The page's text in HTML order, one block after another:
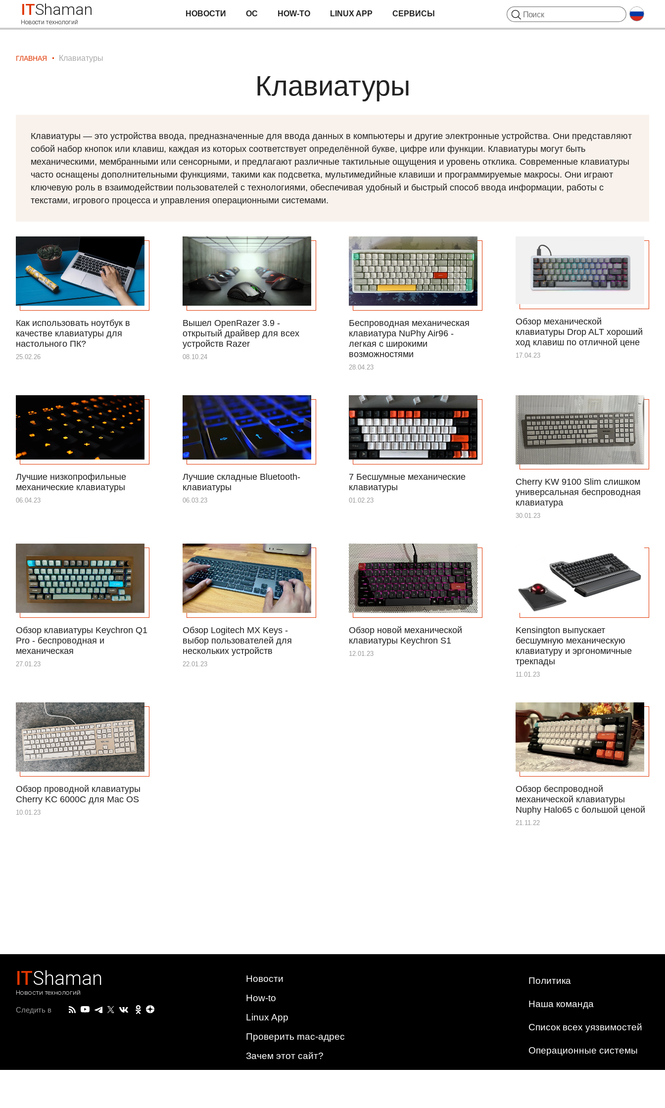
ITShaman
Новости технологий
НОВОСТИ ОС HOW-TO LINUX APP СЕРВИСЫ
ГЛАВНАЯ Клавиатуры
Клавиатуры
Клавиатуры — это устройства ввода, предназначенные для ввода данных в компьютеры и другие электронные устройства. Они представляют
собой набор кнопок или клавиш, каждая из которых соответствует определённой букве, цифре или функции. Клавиатуры могут быть
механическими, мембранными или сенсорными, и предлагают различные тактильные ощущения и уровень отклика. Современные клавиатуры
часто оснащены дополнительными функциями, такими как подсветка, мультимедийные клавиши и программируемые макросы. Они играют
ключевую роль в взаимодействии пользователей с технологиями, обеспечивая удобный и быстрый способ ввода информации, работы с
текстами, игрового процесса и управления операционными системами.
Как использовать ноутбук в
качестве клавиатуры для
настольного ПК?
25.02.26
Вышел OpenRazer 3.9 -
открытый драйвер для всех
устройств Razer
08.10.24
Беспроводная механическая
клавиатура NuPhy Air96 -
легкая с широкими
возможностями
28.04.23
Обзор механической
клавиатуры Drop ALT хороший
ход клавиш по отличной цене
17.04.23
Лучшие низкопрофильные
механические клавиатуры
06.04.23
Лучшие складные Bluetooth-
клавиатуры
06.03.23
7 Бесшумные механические
клавиатуры
01.02.23
Cherry KW 9100 Slim cлишком
универсальная беспроводная
клавиатура
30.01.23
Обзор клавиатуры Keychron Q1
Pro - беспроводная и
механическая
27.01.23
Обзор Logitech MX Keys -
выбор пользователей для
нескольких устройств
22.01.23
Обзор новой механической
клавиатуры Keychron S1
12.01.23
Kensington выпускает
бесшумную механическую
клавиатуру и эргономичные
трекпады
11.01.23
Обзор проводной клавиатуры
Cherry KC 6000C для Mac OS
10.01.23
Обзор беспроводной
механической клавиатуры
Nuphy Halo65 с большой ценой
21.11.22
ITShaman
Новости технологий
Следить в
Новости
How-to
Linux App
Проверить mac-адрес
Зачем этот сайт?
Политика
Наша команда
Список всех уязвимостей
Операционные системы